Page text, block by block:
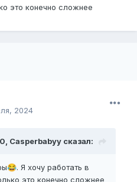
это конечно сложнее
2024
Casperbabyy сказал:
😂. Я хочу работать в
это конечно сложнее